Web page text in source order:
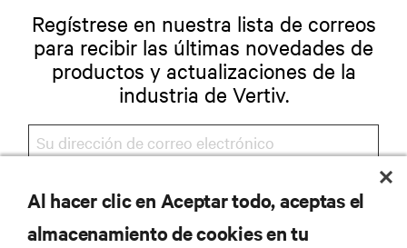
Regístrese en nuestra lista de correos
para recibir las últimas novedades de
productos y actualizaciones de la
industria de Vertiv.
REGISTRARSE
Al hacer clic en Aceptar todo, aceptas el
almacenamiento de cookies en tu